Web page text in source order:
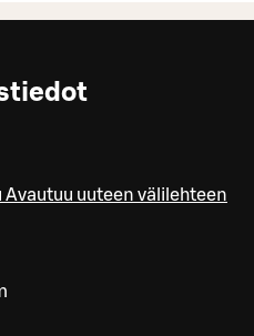
Avautuu uuteen välilehteen